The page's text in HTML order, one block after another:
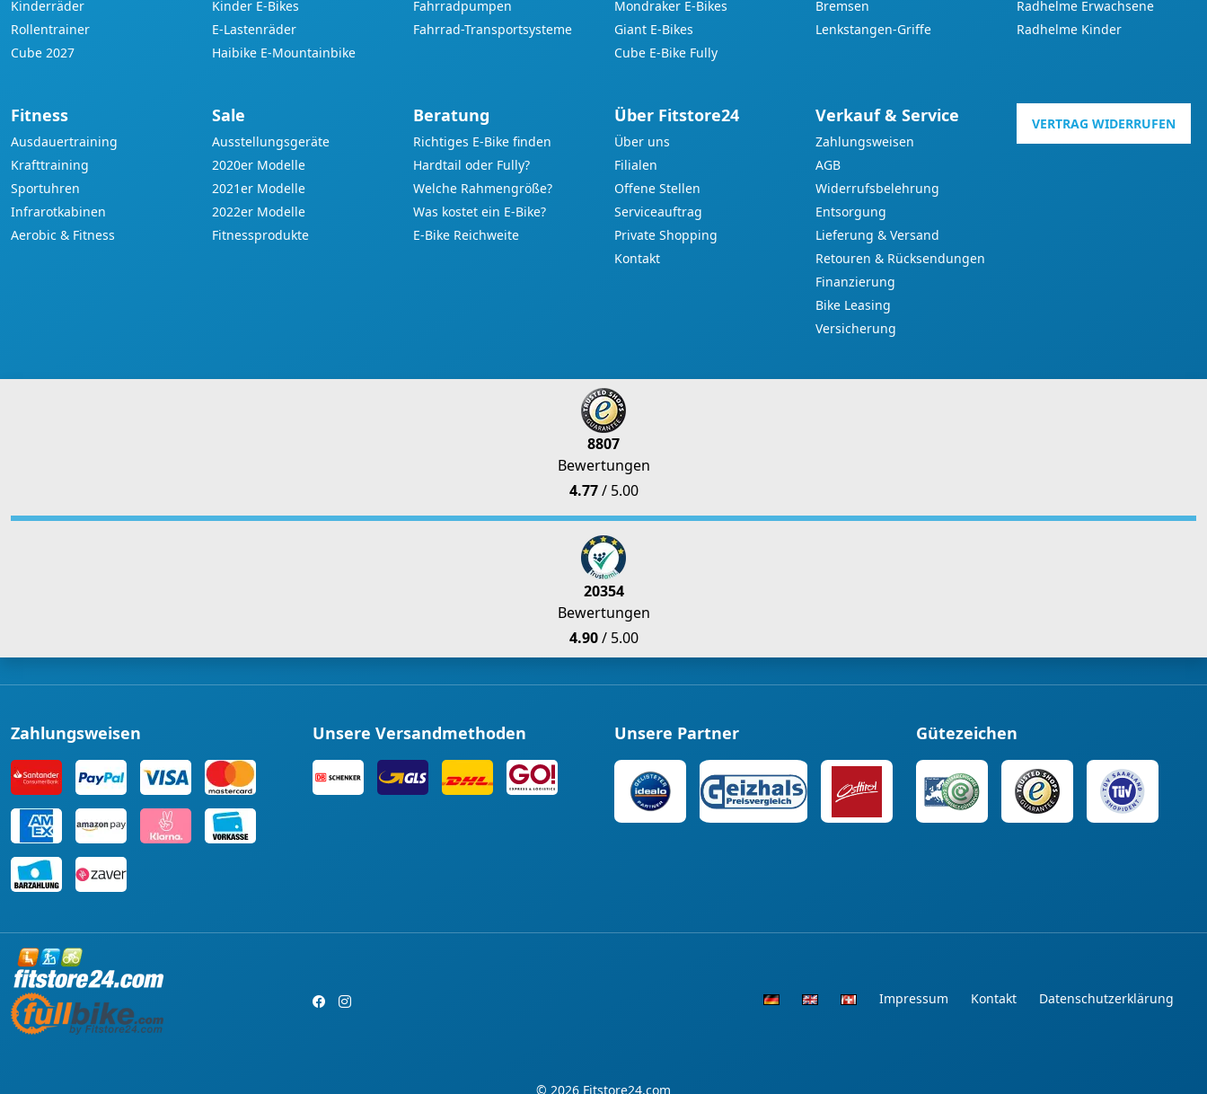
Kinderräder
Rollentrainer
Cube 2027
Kinder E-Bikes
E-Lastenräder
Haibike E-Mountainbike
Fahrradpumpen
Fahrrad-Transportsysteme
Mondraker E-Bikes
Giant E-Bikes
Cube E-Bike Fully
Bremsen
Lenkstangen-Griffe
Radhelme Erwachsene
Radhelme Kinder
Fitness
Ausdauertraining
Krafttraining
Sportuhren
Infrarotkabinen
Aerobic & Fitness
Sale
Ausstellungsgeräte
2020er Modelle
2021er Modelle
2022er Modelle
Fitnessprodukte
Beratung
Richtiges E-Bike finden
Hardtail oder Fully?
Welche Rahmengröße?
Was kostet ein E-Bike?
E-Bike Reichweite
Über Fitstore24
Über uns
Filialen
Offene Stellen
Serviceauftrag
Private Shopping
Kontakt
Verkauf & Service
Zahlungsweisen
AGB
Widerrufsbelehrung
Entsorgung
Lieferung & Versand
Retouren & Rücksendungen
Finanzierung
Bike Leasing
Versicherung
VERTRAG WIDERRUFEN
8807
Bewertungen
4.77/ 5.00
20354
Bewertungen
4.90/ 5.00
Zahlungsweisen Unsere Versandmethoden Unsere Partner Gütezeichen
Impressum Kontakt Datenschutzerklärung
© 2026 Fitstore24.com